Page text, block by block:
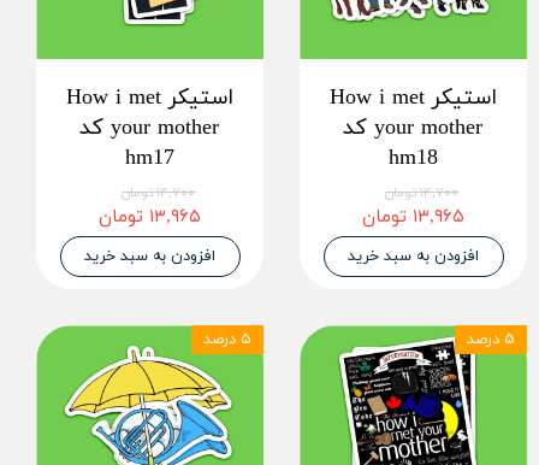
استیکر How i met
your mother کد
hm18
۱۴,۷۰۰ تومان
۱۳,۹۶۵ تومان
افزودن به سبد خرید
استیکر How i met
your mother کد
hm17
۱۴,۷۰۰ تومان
۱۳,۹۶۵ تومان
افزودن به سبد خرید
۵ درصد ۵ درصد